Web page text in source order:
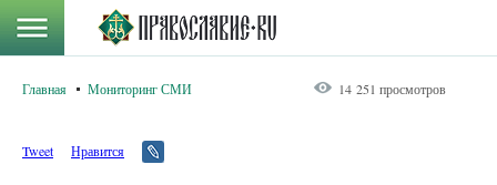
Главная Мониторинг СМИ 14 251 просмотров
Tweet Нравится